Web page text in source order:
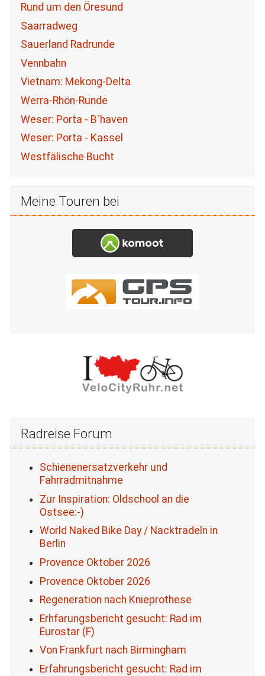
Rund um den Öresund
Saarradweg
Sauerland Radrunde
Vennbahn
Vietnam: Mekong-Delta
Werra-Rhön-Runde
Weser: Porta - B`haven
Weser: Porta - Kassel
Westfälische Bucht
Meine Touren bei
Radreise Forum
Schienenersatzverkehr und
Fahrradmitnahme
Zur Inspiration: Oldschool an die
Ostsee:-)
World Naked Bike Day / Nacktradeln in
Berlin
Provence Oktober 2026
Provence Oktober 2026
Regeneration nach Knieprothese
Erhfarungsbericht gesucht: Rad im
Eurostar (F)
Von Frankfurt nach Birmingham
Erfahrungsbericht gesucht: Rad im